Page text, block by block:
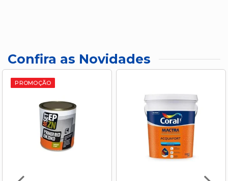
Confira as Novidades
PROMOÇÃO